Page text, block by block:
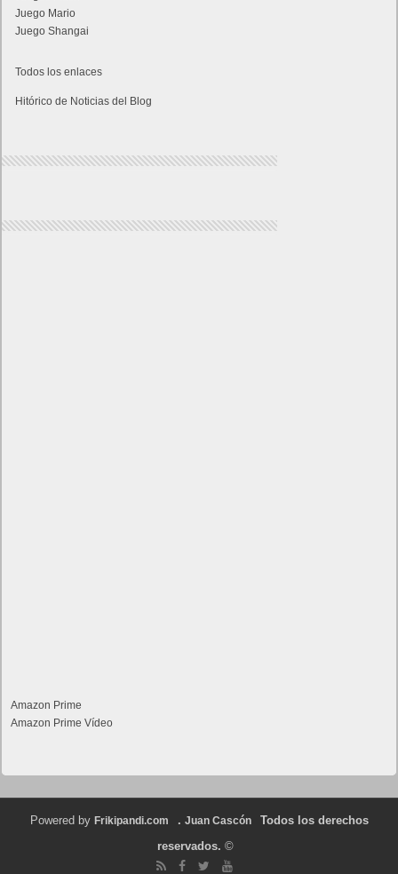
Juego Mario
Juego Shangai
Todos los enlaces
Hitórico de Noticias del Blog
Amazon Prime
Amazon Prime Vídeo
Powered by Frikipandi.com . Juan Cascón
Todos los derechos
reservados. ©